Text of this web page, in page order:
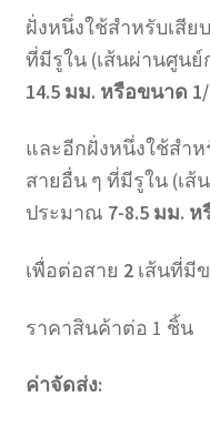
ฝั่งหนึ่งใช้สำหรับเสีย
ที่มีรูใน (เส้นผ่านศูน
14.5 มม. หรือขนาด
และอีกฝั่งหนึ่งใช้สำ
สายอื่น ๆ ที่มีรูใน (เ
ประมาณ 7-8.5 มม.
เพื่อต่อสาย 2เส้นที่มี
ราคาสินค้าต่อ 1 ชิ้น
ค่าจัดส่ง: